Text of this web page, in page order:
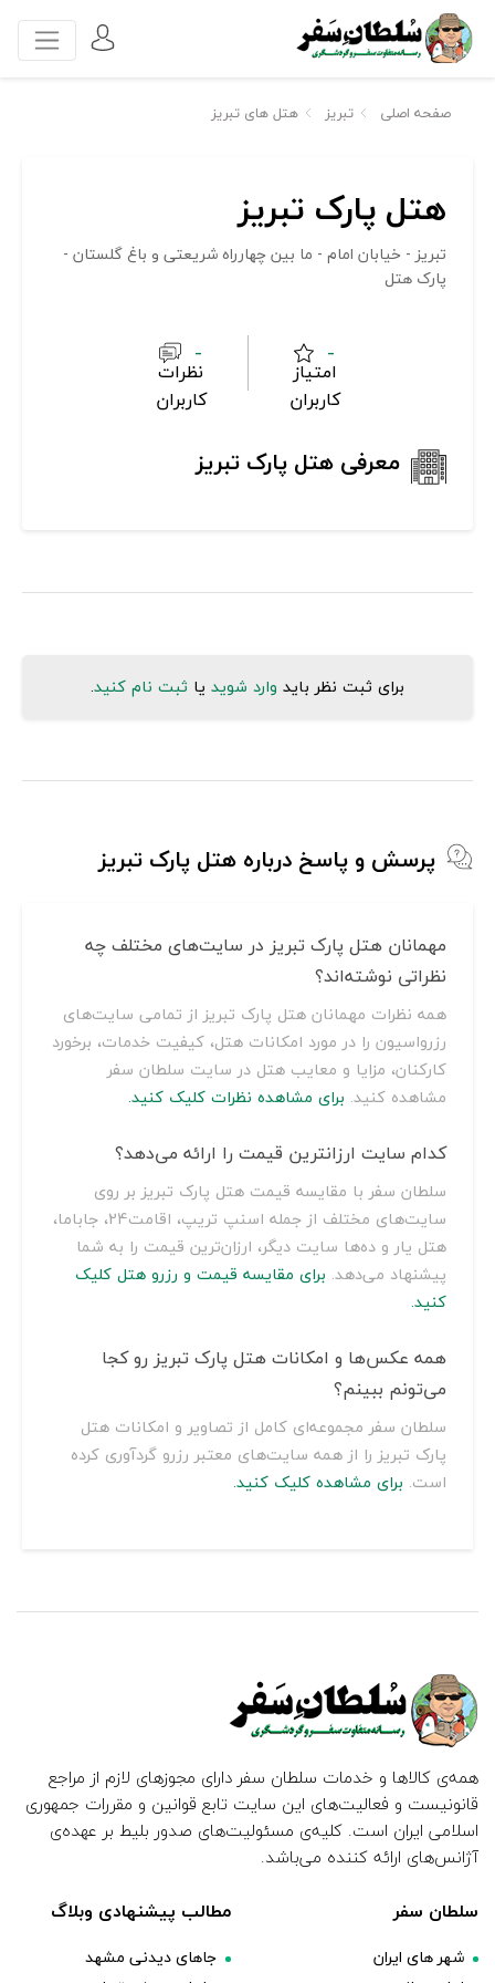
صفحه اصلی تبریز هتل های تبریز
هتل پارک تبریز
تبریز - خیابان امام - ما بین چهارراه شریعتی و باغ گلستان -
پارک هتل
-
امتیاز
کاربران
-
نظرات
کاربران
معرفی هتل پارک تبریز
برای ثبت نظر باید وارد شوید یا ثبت نام کنید.
پرسش و پاسخ درباره هتل پارک تبریز
مهمانان هتل پارک تبریز در سایت‌های مختلف چه
نظراتی نوشته‌اند؟
همه نظرات مهمانان هتل پارک تبریز از تمامی سایت‌های
رزرواسیون را در مورد امکانات هتل، کیفیت خدمات، برخورد
کارکنان، مزایا و معایب هتل در سایت سلطان سفر
مشاهده کنید. برای مشاهده نظرات کلیک کنید.
کدام سایت ارزانترین قیمت را ارائه می‌دهد؟
سلطان سفر با مقایسه قیمت هتل پارک تبریز بر روی
سایت‌های مختلف از جمله اسنپ تریپ، اقامت24، جاباما،
هتل یار و ده‌ها سایت دیگر، ارزان‌ترین قیمت را به شما
پیشنهاد می‌دهد. برای مقایسه قیمت و رزرو هتل کلیک
کنید.
همه عکس‌ها و امکانات هتل پارک تبریز رو کجا
می‌تونم ببینم؟
سلطان سفر مجموعه‌ای کامل از تصاویر و امکانات هتل
پارک تبریز را از همه سایت‌های معتبر رزرو گردآوری کرده
است. برای مشاهده کلیک کنید.
همه‌ی کالاها و خدمات سلطان سفر دارای مجوزهای لازم از مراجع
قانونیست و فعالیت‌های این سایت تابع قوانین و مقررات جمهوری
اسلامی ایران است. کلیه‌ی مسئولیت‌های صدور بلیط بر عهده‌ی
آژانس‌های ارائه کننده می‌باشد.
سلطان سفر
شهر های ایران
مطالب پیشنهادی وبلاگ
جاهای دیدنی مشهد